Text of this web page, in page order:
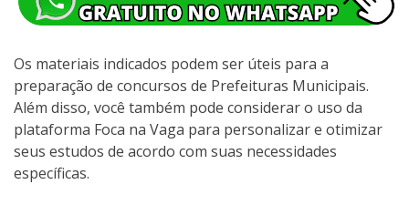
Os materiais indicados podem ser úteis para a
preparação de concursos de Prefeituras Municipais.
Além disso, você também pode considerar o uso da
plataforma Foca na Vaga para personalizar e otimizar
seus estudos de acordo com suas necessidades
específicas.